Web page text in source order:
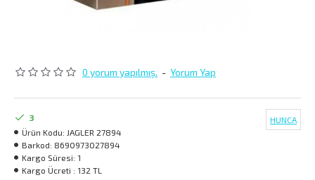
0 yorum yapılmış. - Yorum Yap
3
Ürün Kodu: JAGLER 27894
Barkod: 8690973027894
Kargo Süresi: 1
Kargo Ücreti : 132 TL
HUNCA